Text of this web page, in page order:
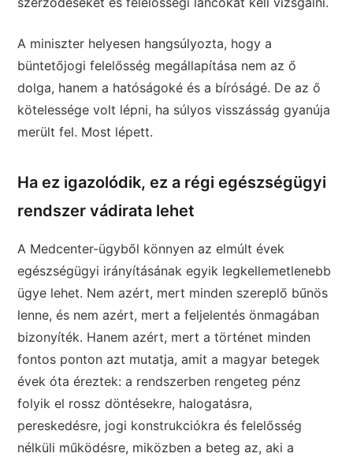
A miniszter helyesen hangsúlyozta, hogy a
büntetőjogi felelősség megállapítása nem az ő
dolga, hanem a hatóságoké és a bíróságé. De az ő
kötelessége volt lépni, ha súlyos visszásság gyanúja
merült fel. Most lépett.
Ha ez igazolódik, ez a régi egészségügyi
rendszer vádirata lehet
A Medcenter-ügyből könnyen az elmúlt évek
egészségügyi irányításának egyik legkellemetlenebb
ügye lehet. Nem azért, mert minden szereplő bűnös
lenne, és nem azért, mert a feljelentés önmagában
bizonyíték. Hanem azért, mert a történet minden
fontos ponton azt mutatja, amit a magyar betegek
évek óta éreztek: a rendszerben rengeteg pénz
folyik el rossz döntésekre, halogatásra,
pereskedésre, jogi konstrukciókra és felelősség
nélküli működésre, miközben a beteg az, aki a